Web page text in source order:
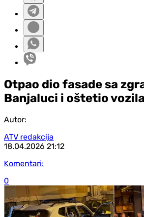
Otpao dio fasade sa
Banjaluci i oštetio vozila
Autor:
ATV redakcija
18.04.2026 21:12
Komentari:
0